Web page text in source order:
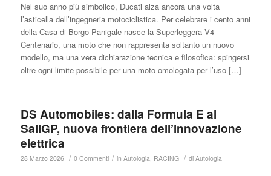
Nel suo anno più simbolico, Ducati alza ancora una volta
l’asticella dell’ingegneria motociclistica. Per celebrare i cento anni
della Casa di Borgo Panigale nasce la Superleggera V4
Centenario, una moto che non rappresenta soltanto un nuovo
modello, ma una vera dichiarazione tecnica e filosofica: spingersi
oltre ogni limite possibile per una moto omologata per l’uso […]
DS Automobiles: dalla Formula E al
SailGP, nuova frontiera dell’innovazione
elettrica
28 Marzo 2026 / 0 Commenti / in Autologia, RACING / di Autologia